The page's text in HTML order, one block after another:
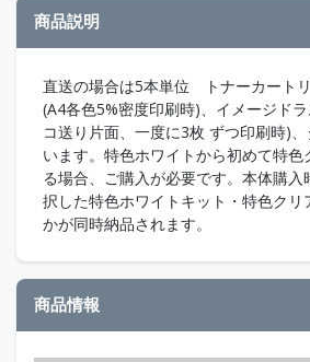
商品説明
直送の場合は5本単位 トナーカート
(A4各色5%密度印刷時)、イメージド
コ送り片面、一度に3枚 ずつ印刷時)
います。特色ホワイトから初めて特色
る場合、ご購入が必要です。本体購入
択した特色ホワイトキット・特色クリ
かが同時納品されます。
商品情報